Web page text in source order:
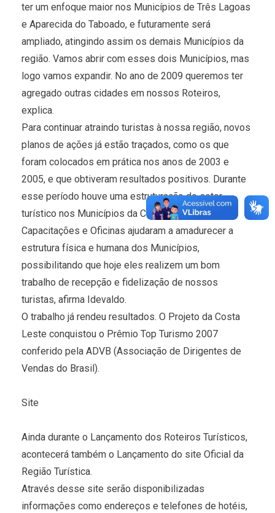
ter um enfoque maior nos Municípios de Três Lagoas
e Aparecida do Taboado, e futuramente será
ampliado, atingindo assim os demais Municípios da
região. Vamos abrir com esses dois Municípios, mas
logo vamos expandir. No ano de 2009 queremos ter
agregado outras cidades em nossos Roteiros,
explica.
Para continuar atraindo turistas à nossa região, novos
planos de ações já estão traçados, como os que
foram colocados em prática nos anos de 2003 e
2005, e que obtiveram resultados positivos. Durante
esse período houve uma estruturação do setor
turístico nos Municípios da Costa Leste.
Capacitações e Oficinas ajudaram a amadurecer a
estrutura física e humana dos Municípios,
possibilitando que hoje eles realizem um bom
trabalho de recepção e fidelização de nossos
turistas, afirma Idevaldo.
O trabalho já rendeu resultados. O Projeto da Costa
Leste conquistou o Prêmio Top Turismo 2007
conferido pela ADVB (Associação de Dirigentes de
Vendas do Brasil).
Site
Ainda durante o Lançamento dos Roteiros Turísticos,
acontecerá também o Lançamento do site Oficial da
Região Turística.
Através desse site serão disponibilizadas
informações como endereços e telefones de hotéis,